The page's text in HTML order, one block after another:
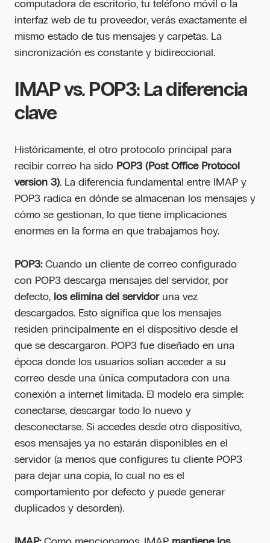
computadora de escritorio, tu teléfono móvil o la
interfaz web de tu proveedor, verás exactamente el
mismo estado de tus mensajes y carpetas. La
sincronización es constante y bidireccional.
IMAP vs. POP3: La diferencia
clave
Históricamente, el otro protocolo principal para
recibir correo ha sido POP3 (Post Office Protocol
version 3). La diferencia fundamental entre IMAP y
POP3 radica en dónde se almacenan los mensajes y
cómo se gestionan, lo que tiene implicaciones
enormes en la forma en que trabajamos hoy.
POP3:Cuando un cliente de correo configurado
con POP3 descarga mensajes del servidor, por
defecto, los elimina del servidoruna vez
descargados. Esto significa que los mensajes
residen principalmente en el dispositivo desde el
que se descargaron. POP3 fue diseñado en una
época donde los usuarios solían acceder a su
correo desde una única computadora con una
conexión a internet limitada. El modelo era simple:
conectarse, descargar todo lo nuevo y
desconectarse. Si accedes desde otro dispositivo,
esos mensajes ya no estarán disponibles en el
servidor (a menos que configures tu cliente POP3
para dejar una copia, lo cual no es el
comportamiento por defecto y puede generar
duplicados y desorden).